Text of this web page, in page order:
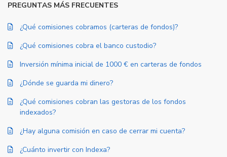
PREGUNTAS MÁS FRECUENTES
¿Qué comisiones cobramos (carteras de fondos)?
¿Qué comisiones cobra el banco custodio?
Inversión mínima inicial de 1000 € en carteras de fondos
¿Dónde se guarda mi dinero?
¿Qué comisiones cobran las gestoras de los fondos
indexados?
¿Hay alguna comisión en caso de cerrar mi cuenta?
¿Cuánto invertir con Indexa?